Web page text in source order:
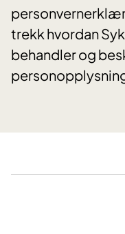
trekk hvordan
behandler og